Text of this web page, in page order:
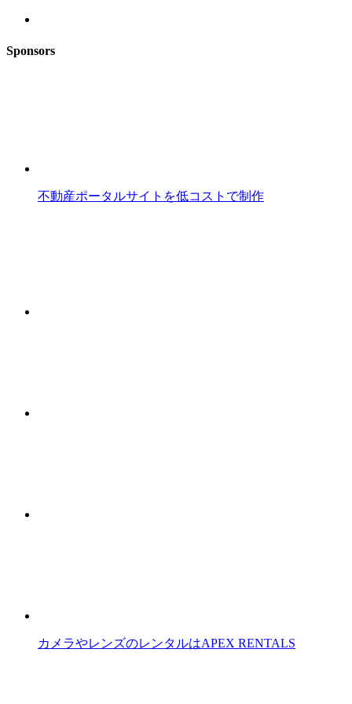
Sponsors
不動産ポータルサイトを低コストで制作
カメラやレンズのレンタルはAPEX RENTALS